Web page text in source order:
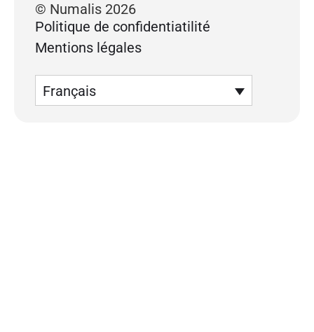
© Numalis 2026
Politique de confidentiatilité
Mentions légales
Français